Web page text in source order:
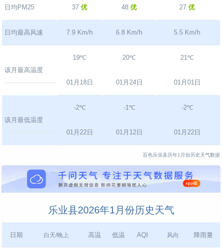
日均PM25 37优 48优 27优
日均最高风速 7.9 Km/h 6.8 Km/h 5.5 Km/h
该月最高温度
19℃
01月18日
20℃
01月24日
21℃
01月01日
该月最低温度
-2℃
01月22日
-1℃
01月12日
-2℃
01月22日
百色乐业县历年1月份历史天气数据
乐业县2026年1月份历史天气
日期 白天/晚上 高温 低温 AQI 风向 降雨量